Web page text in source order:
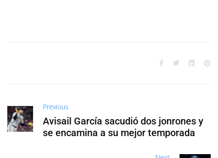
Previous
Avisail García sacudió dos jonrones y
se encamina a su mejor temporada